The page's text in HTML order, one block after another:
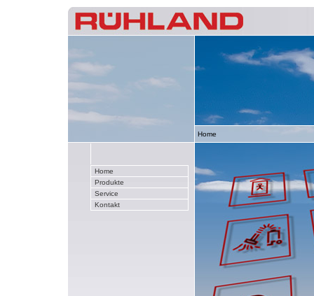
Home
Home
Produkte
Service
Kontakt